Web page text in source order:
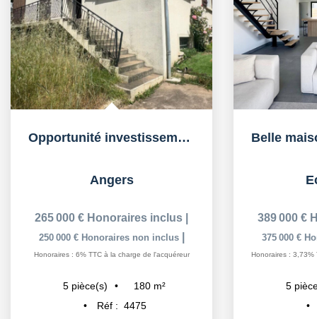
Opportunité investissement
Angers
265 000 € Honoraires inclus
250 000 € Honoraires non inclus
Honoraires : 6% TTC à la charge de l'acquéreur
5 pièce(s) 180 m²
Réf : 4475
389 000 €
375 000 €
Honoraires : 3,73%
5